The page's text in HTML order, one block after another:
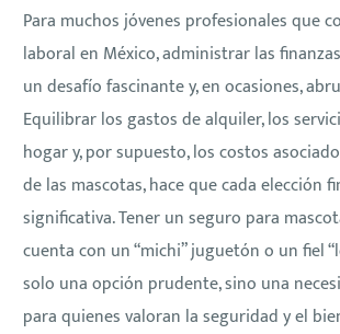
Para muchos jóvenes profesionales que
laboral en México, administrar las
un desafío fascinante y, en ocasiones,
Equilibrar los gastos de alquiler, los
hogar y, por supuesto, los costos
de las mascotas, hace que cada elección
significativa. Tener un seguro para
cuenta con un “michi” juguetón o un fiel
solo una opción prudente, sino una
para quienes valoran la seguridad y el